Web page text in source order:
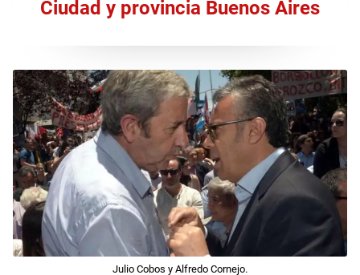
Ciudad y provincia Buenos Aires
Julio Cobos y Alfredo Cornejo.